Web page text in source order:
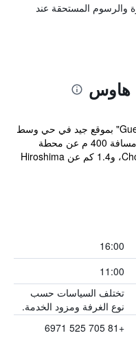
والرسوم المستحقة عند
هاوس
يتمتع مكان إقامة "Guesthouse Akicafe Inn" بموقع جيد في حي وسط
مدينة هيروشيما في هيروشيما حيث يبعد مسافة 400 م عن محطة
هيروشيما، و1.2 كم عن Chosho-in Temple، و1.4 كم عن Hiroshima
16:00
11:00
تختلف السياسات حسب
نوع الغرفة ومزود الخدمة.
+81 705 525 6971